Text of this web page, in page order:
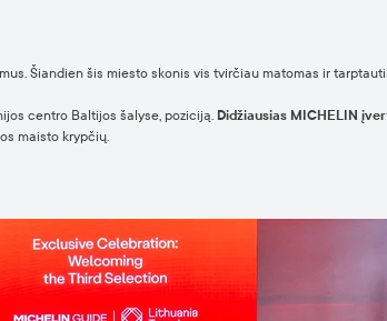
Šiandien šis miesto skonis vis tvirčiau matomas ir
centro Baltijos šalyse, poziciją. Didžiausias MICHELIN
maisto krypčių.